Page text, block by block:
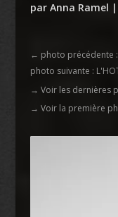
par Anna Ramel |
← photo précédente
photo suivante :
→ Voir les dernières
→ Voir la première